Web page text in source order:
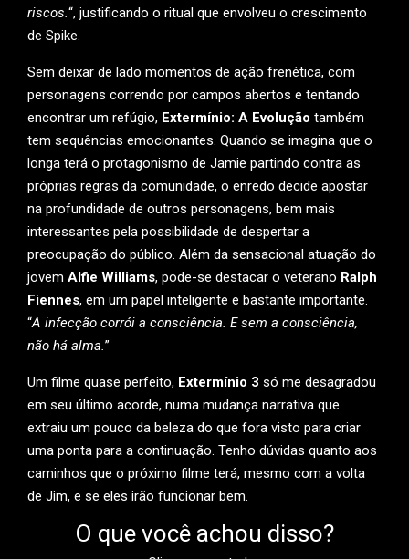
riscos.“, justificando o ritual que envolveu o crescimento
de Spike.
Sem deixar de lado momentos de ação frenética, com
personagens correndo por campos abertos e tentando
encontrar um refúgio, Extermínio: A Evolução também
tem sequências emocionantes. Quando se imagina que o
longa terá o protagonismo de Jamie partindo contra as
próprias regras da comunidade, o enredo decide apostar
na profundidade de outros personagens, bem mais
interessantes pela possibilidade de despertar a
preocupação do público. Além da sensacional atuação do
jovem Alfie Williams, pode-se destacar o veterano Ralph
Fiennes, em um papel inteligente e bastante importante.
“A infecção corrói a consciência. E sem a consciência,
não há alma.”
Um filme quase perfeito, Extermínio 3 só me desagradou
em seu último acorde, numa mudança narrativa que
extraiu um pouco da beleza do que fora visto para criar
uma ponta para a continuação. Tenho dúvidas quanto aos
caminhos que o próximo filme terá, mesmo com a volta
de Jim, e se eles irão funcionar bem.
O que você achou disso?